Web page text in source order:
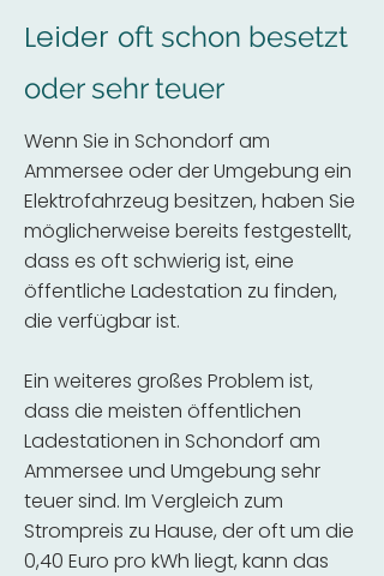
Leider oft schon besetzt
oder sehr teuer
Wenn Sie in Schondorf am
Ammersee oder der Umgebung ein
Elektrofahrzeug besitzen, haben Sie
möglicherweise bereits festgestellt,
dass es oft schwierig ist, eine
öffentliche Ladestation zu finden,
die verfügbar ist.
Ein weiteres großes Problem ist,
dass die meisten öffentlichen
Ladestationen in Schondorf am
Ammersee und Umgebung sehr
teuer sind. Im Vergleich zum
Strompreis zu Hause, der oft um die
0,40 Euro pro kWh liegt, kann das